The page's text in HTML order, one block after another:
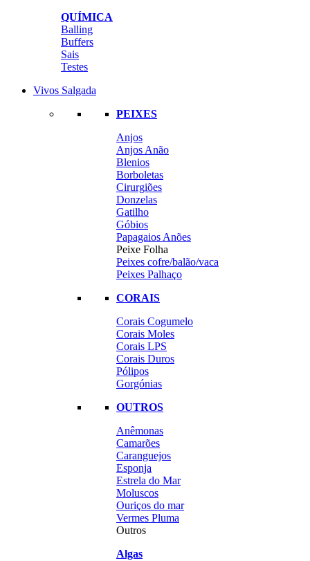
QUÍMICA
Balling
Buffers
Sais
Testes
Vivos Salgada
PEIXES
Anjos
Anjos Anão
Blenios
Borboletas
Cirurgiões
Donzelas
Gatilho
Góbios
Papagaios Anões
Peixe Folha
Peixes cofre/balão/vaca
Peixes Palhaço
CORAIS
Corais Cogumelo
Corais Moles
Corais LPS
Corais Duros
Pólipos
Gorgónias
OUTROS
Anêmonas
Camarões
Caranguejos
Esponja
Estrela do Mar
Moluscos
Ouriços do mar
Vermes Pluma
Outros
Algas